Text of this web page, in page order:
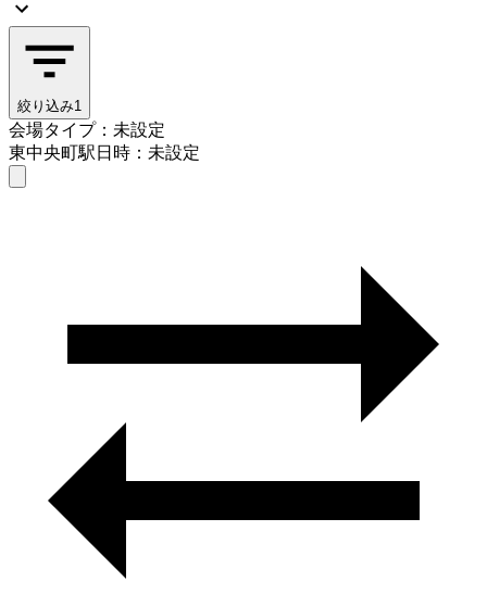
絞り込み1
会場タイプ：未設定
東中央町駅日時：未設定